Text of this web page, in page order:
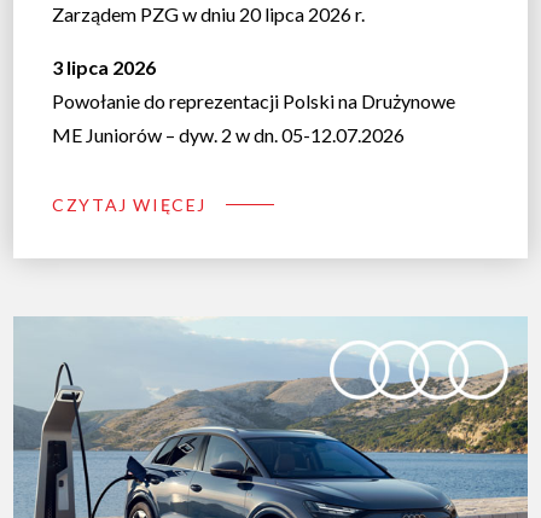
Zarządem PZG w dniu 20 lipca 2026 r.
3 lipca 2026
Powołanie do reprezentacji Polski na Drużynowe
ME Juniorów – dyw. 2 w dn. 05-12.07.2026
CZYTAJ WIĘCEJ